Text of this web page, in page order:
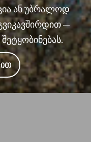
ან უბრალოდ
—